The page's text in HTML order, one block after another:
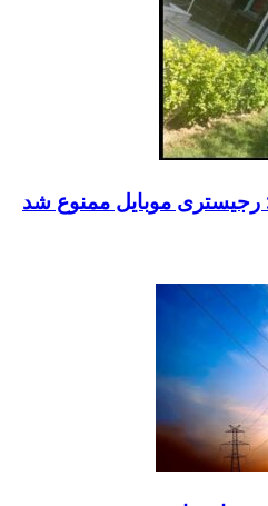
موبایل ممنوع شد